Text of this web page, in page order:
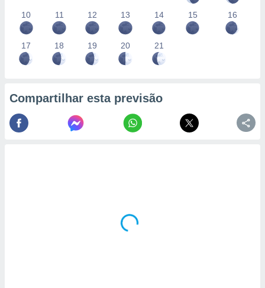
10 11 12 13 14 15 16
17 18 19 20 21
Compartilhar esta previsão